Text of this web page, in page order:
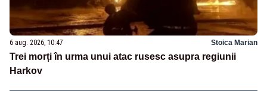
6 aug. 2026, 10:47 Stoica Marian
Trei morți în urma unui atac rusesc asupra regiunii
Harkov